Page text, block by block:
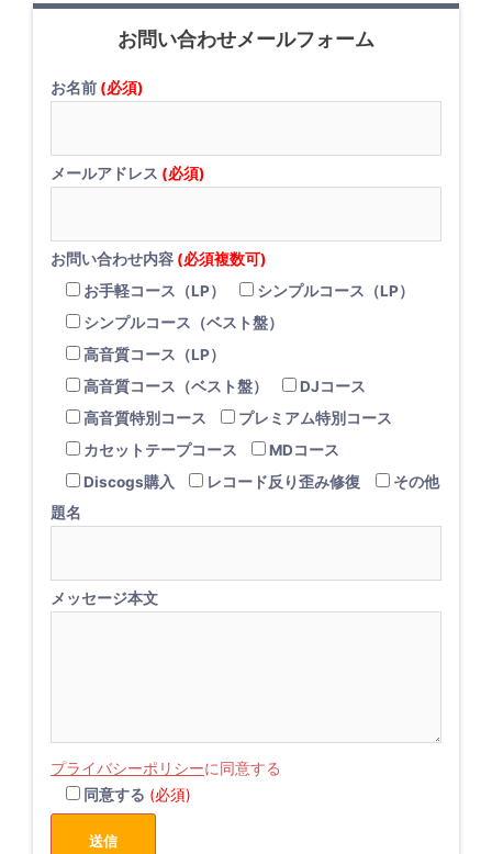
お問い合わせメールフォーム
お名前 (必須)
メールアドレス (必須)
お問い合わせ内容 (必須複数可)
お手軽コース（LP）
シンプルコース（LP）
シンプルコース（ベスト盤）
高音質コース（LP）
高音質コース（ベスト盤）
DJコース
高音質特別コース
プレミアム特別コース
カセットテープコース
MDコース
Discogs購入
レコード反り歪み修復
その他
題名
メッセージ本文
プライバシーポリシーに同意する
同意する (必須)